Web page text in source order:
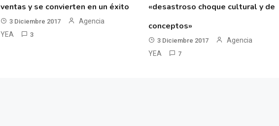
ventas y se convierten en un éxito
3 Diciembre 2017
Agencia
YEA
3
«desastroso choque cultural y de
conceptos»
3 Diciembre 2017
Agencia
YEA
7